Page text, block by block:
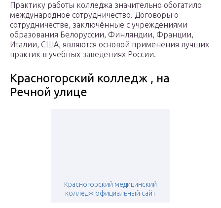
Практику работы колледжа значительно обогатило
международное сотрудничество. Договоры о
сотрудничестве, заключённые с учреждениями
образования Белоруссии, Финляндии, Франции,
Италии, США, являются основой применения лучших
практик в учебных заведениях России.
Красногорский колледж , на
Речной улице
Красногорский медицинский
колледж официальный сайт